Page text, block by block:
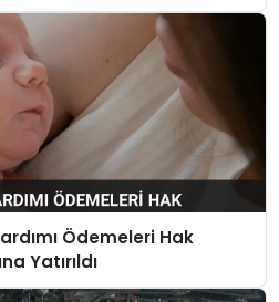
Ödemeleri Hak
Yatırıldı